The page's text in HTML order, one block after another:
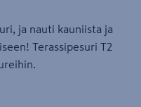
ja nauti kauniista ja
Terassipesuri T2